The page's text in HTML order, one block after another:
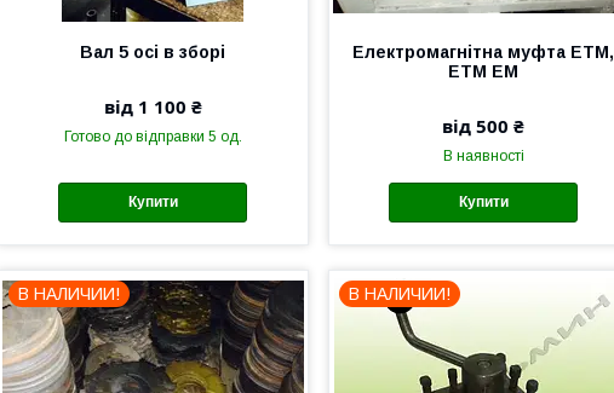
Вал 5 осі в зборі
від 1 100 ₴
Готово до відправки 5 од.
Купити
Електромагнітна муфта ЕТМ,
ЕТМ ЕМ
від 500 ₴
В наявності
Купити
В НАЛИЧИИ! В НАЛИЧИИ!